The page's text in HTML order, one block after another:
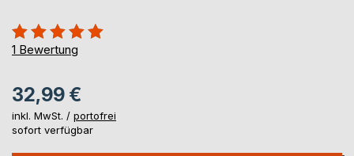
Bewertung::
100%
1 Bewertung
32,99 €
inkl. MwSt. / portofrei
sofort verfügbar